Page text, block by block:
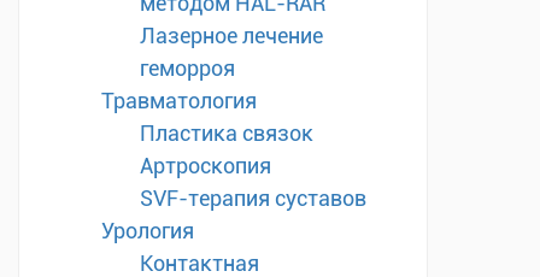
Лазерное лечение
геморроя
Травматология
Пластика связок
Артроскопия
SVF-терапия суставов
Урология
Контактная